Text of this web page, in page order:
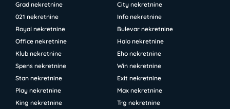
Grad nekretnine
City nekretnine
021 nekretnine
Info nekretnine
Royal nekretnine
Bulevar nekretnine
Office nekretnine
Halo nekretnine
Klub nekretnine
Eho nekretnine
Spens nekretnine
Win nekretnine
Stan nekretnine
Exit nekretnine
Play nekretnine
Max nekretnine
King nekretnine
Trg nekretnine